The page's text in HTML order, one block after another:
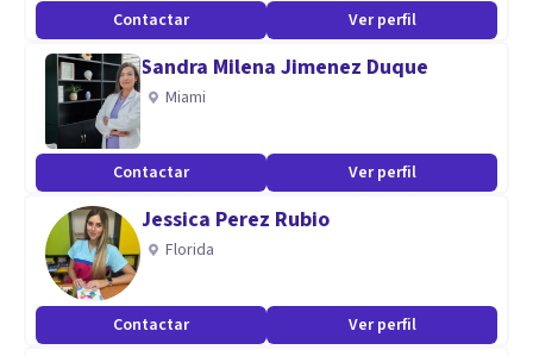
Contactar Ver perfil
Sandra Milena Jimenez Duque
Miami
Contactar Ver perfil
Jessica Perez Rubio
Florida
Contactar Ver perfil